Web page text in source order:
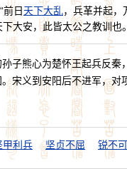
前日 天下大乱，兵革并起，
大安，此皆太公之教训也
子熊心为楚怀王起兵反
宋义到安阳后不进军，对
甲利兵 坚贞不屈 锐不